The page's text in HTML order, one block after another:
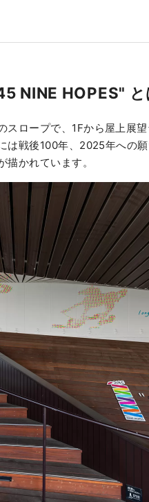
NINE HOPES" と
ロープで、1Fから屋上展
は戦後100年、2025年への
かれています。